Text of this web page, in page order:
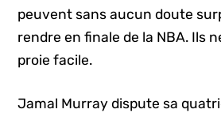
peuvent sans aucun doute
rendre en finale de la NBA. Ils
proie facile.
Jamal Murray dispute sa